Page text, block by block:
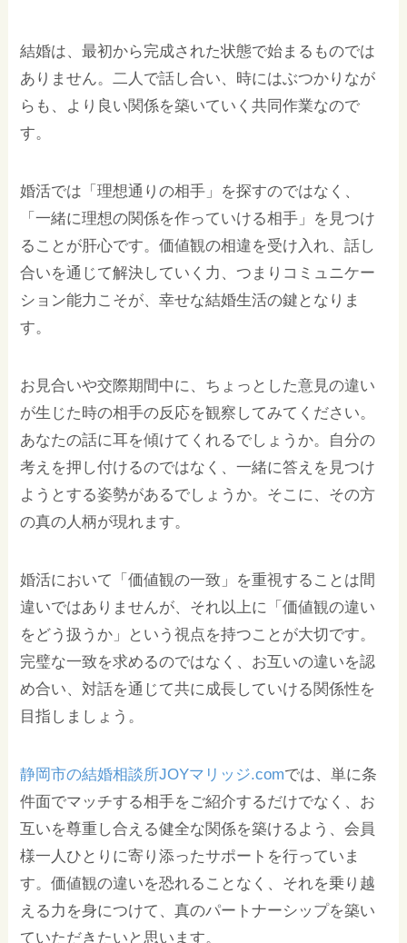
結婚は、最初から完成された状態で始まるものでは
ありません。二人で話し合い、時にはぶつかりなが
らも、より良い関係を築いていく共同作業なので
す。
婚活では「理想通りの相手」を探すのではなく、
「一緒に理想の関係を作っていける相手」を見つけ
ることが肝心です。価値観の相違を受け入れ、話し
合いを通じて解決していく力、つまりコミュニケー
ション能力こそが、幸せな結婚生活の鍵となりま
す。
お見合いや交際期間中に、ちょっとした意見の違い
が生じた時の相手の反応を観察してみてください。
あなたの話に耳を傾けてくれるでしょうか。自分の
考えを押し付けるのではなく、一緒に答えを見つけ
ようとする姿勢があるでしょうか。そこに、その方
の真の人柄が現れます。
婚活において「価値観の一致」を重視することは間
違いではありませんが、それ以上に「価値観の違い
をどう扱うか」という視点を持つことが大切です。
完璧な一致を求めるのではなく、お互いの違いを認
め合い、対話を通じて共に成長していける関係性を
目指しましょう。
静岡市の結婚相談所JOYマリッジ.comでは、単に条
件面でマッチする相手をご紹介するだけでなく、お
互いを尊重し合える健全な関係を築けるよう、会員
様一人ひとりに寄り添ったサポートを行っていま
す。価値観の違いを恐れることなく、それを乗り越
える力を身につけて、真のパートナーシップを築い
ていただきたいと思います。